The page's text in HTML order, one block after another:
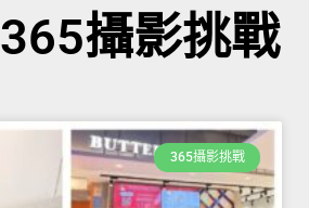
攝影挑戰
365攝影挑戰